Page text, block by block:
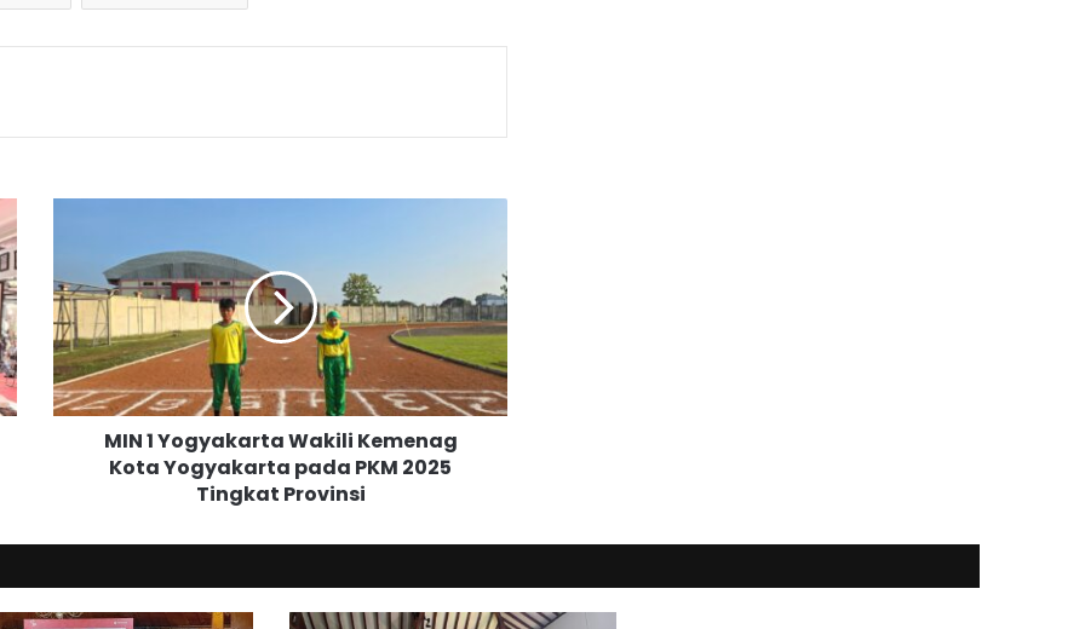
1
Y
o
g
y
a
a
a
k
MIN 1 Yogyakarta Wakili Kemenag
Kota Yogyakarta pada PKM 2025
Tingkat Provinsi